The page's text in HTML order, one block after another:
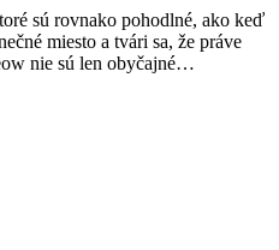
sú rovnako pohodlné, ako keď
miesto a tvári sa, že práve
nie sú len obyčajné…